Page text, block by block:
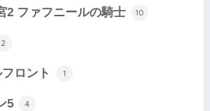
2 ファフニールの騎士 10
2
ロント 1
5 4